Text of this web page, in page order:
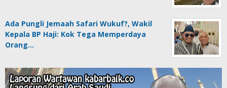
Ada Pungli Jemaah Safari Wukuf?, Wakil
Kepala BP Haji: Kok Tega Memperdaya
Orang…